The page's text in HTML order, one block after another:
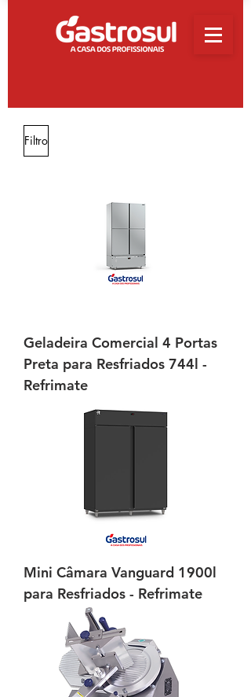
Filtro
Geladeira Comercial 4 Portas
Preta para Resfriados 744l -
Refrimate
Mini Câmara Vanguard 1900l
para Resfriados - Refrimate